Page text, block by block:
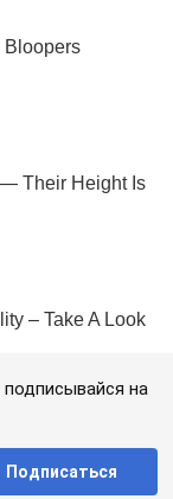
на
Подписаться